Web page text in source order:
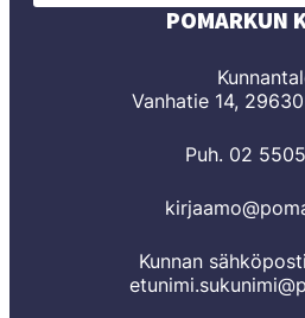
POMARKUN
Vanhatie 14,
Puh. 02
Kunnan